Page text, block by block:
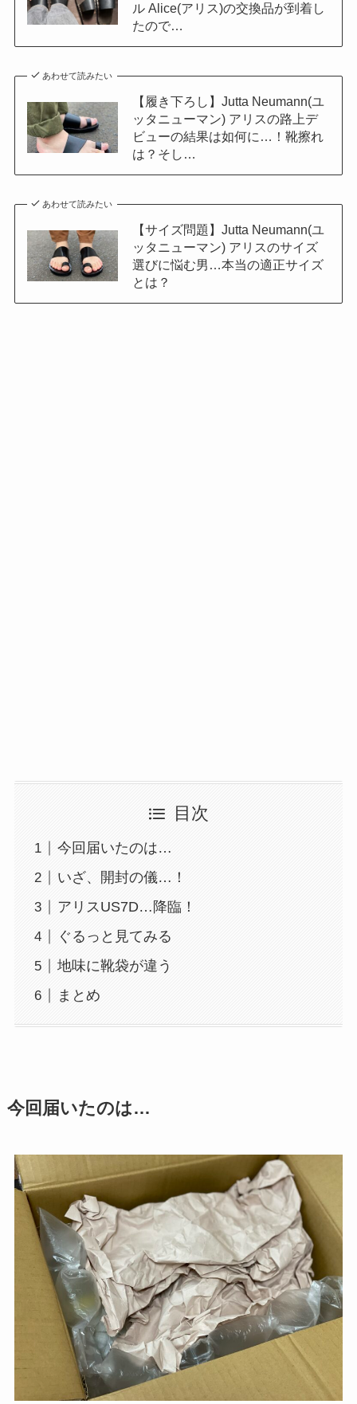
ル Alice(アリス)の交換品が到着し
たので…
あわせて読みたい
【履き下ろし】Jutta Neumann(ユ
ッタニューマン) アリスの路上デ
ビューの結果は如何に…！靴擦れ
は？そし…
あわせて読みたい
【サイズ問題】Jutta Neumann(ユ
ッタニューマン) アリスのサイズ
選びに悩む男…本当の適正サイズ
とは？
目次
今回届いたのは…
いざ、開封の儀…！
アリスUS7D…降臨！
ぐるっと見てみる
地味に靴袋が違う
まとめ
今回届いたのは…